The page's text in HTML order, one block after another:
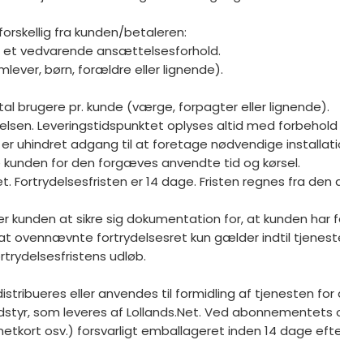
fra kunden/betaleren:
et vedvarende ansættelsesforhold.
børn, forældre eller lignende).
brugere pr. kunde (værge, forpagter eller lignende).
Leveringstidspunktet oplyses altid med
er uhindret adgang til at foretage nødvendige
for den forgæves anvendte tid og kørsel.
Fortrydelsesfristen er 14 dage. Fristen regnes fra
kunden at sikre sig dokumentation for, at kunden
fortrydelsesret kun gælder indtil
udløb.
eller anvendes til formidling af tjenesten for
som leveres af Lollands.Net. Ved
osv.) forsvarligt emballageret inden 14 dage